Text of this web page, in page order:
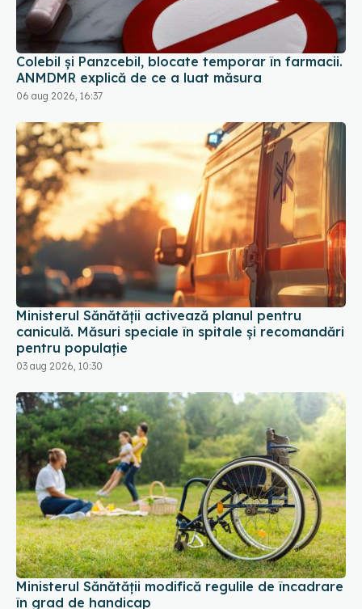
Colebil și Panzcebil, blocate temporar în farmacii.
ANMDMR explică de ce a luat măsura
06 aug 2026, 16:37
Ministerul Sănătății activează planul pentru
caniculă. Măsuri speciale în spitale și recomandări
pentru populație
03 aug 2026, 10:30
Ministerul Sănătății modifică regulile de încadrare
în grad de handicap